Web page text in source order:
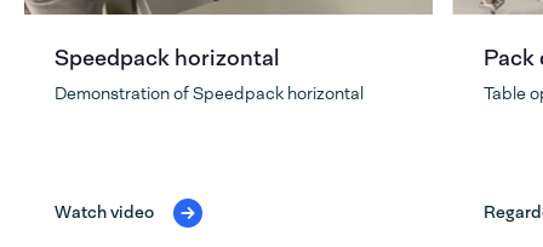
Speedpack horizontal
Demonstration of Speedpack horizontal
Watch video
Pack
Table